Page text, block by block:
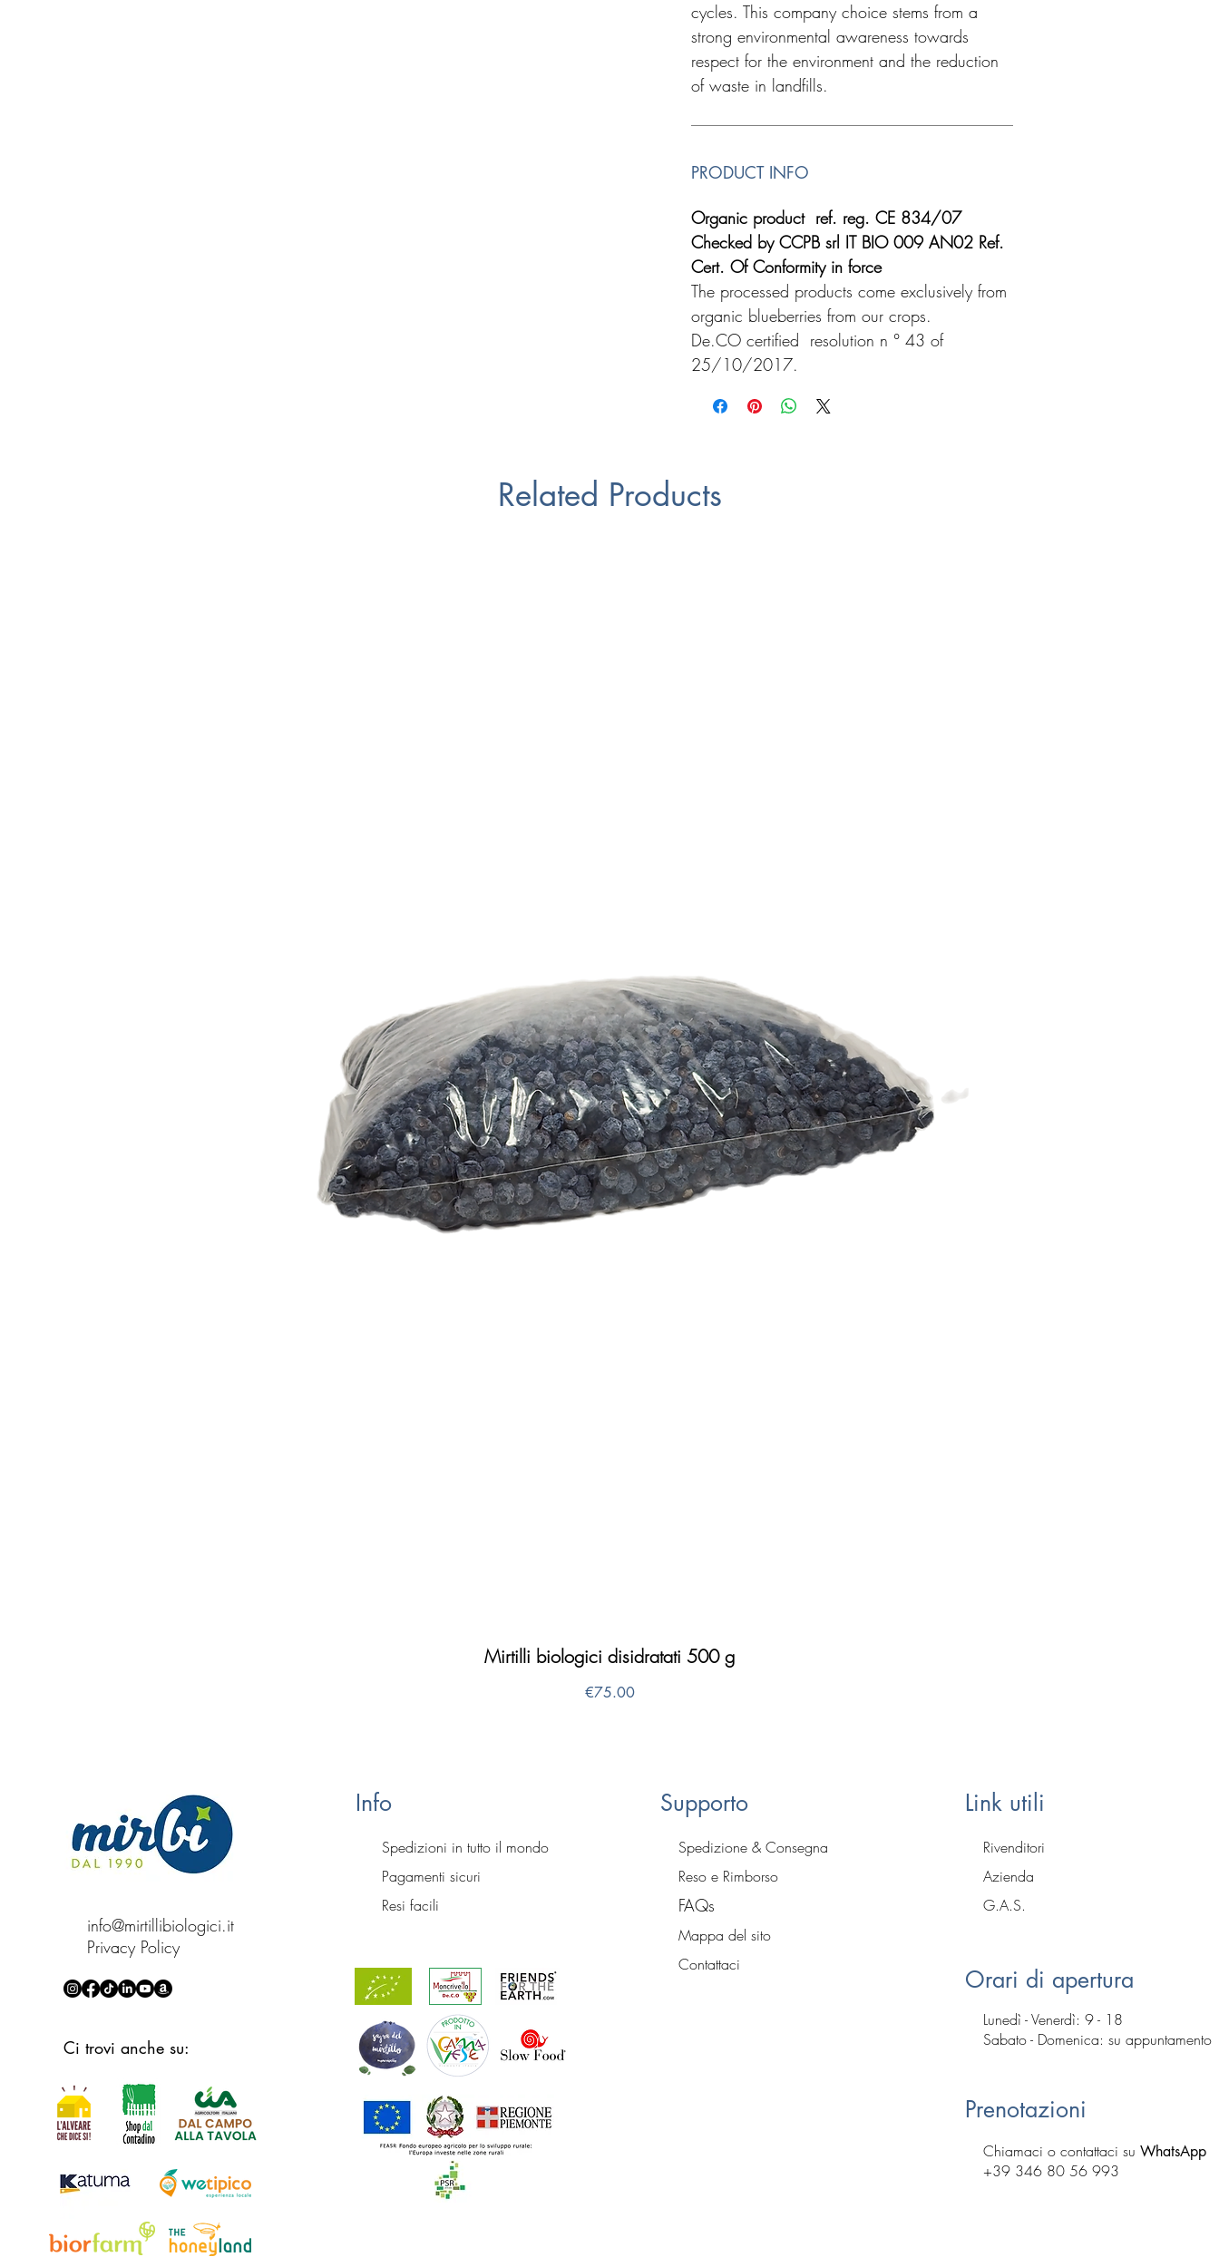
cycles. This company choice stems from a
strong environmental awareness towards
respect for the environment and the reduction
of waste in landfills.
PRODUCT INFO
Organic product ref. reg. CE 834/07
Checked by CCPB srl IT BIO 009 AN02 Ref.
Cert. Of Conformity in force
The processed products come exclusively from
organic blueberries from our crops.
De.CO certified resolution n ° 43 of
25/10/2017.
Related Products
Quick View
Mirtilli biologici disidratati 500 g
Price
€75.00
info@mirtillibiologici.it
Privacy Policy
Ci trovi anche su:
Info
Spedizioni in tutto il mondo
Pagamenti sicuri
Resi facili
Supporto
Spedizione & Consegna
Reso e Rimborso
FAQs
Mappa del sito
Contattaci
Link utili
Rivenditori
Azienda
G.A.S.
Orari di apertura
Lunedì - Venerdì: 9 - 18
​​Sabato - Domenica: su appuntamento
Prenotazioni
Chiamaci o contattaci su WhatsApp
+39 346 80 56 993